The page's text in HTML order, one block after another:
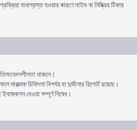
বাধাগ্রস্ত হওয়ার কারণে লাইভ বা নিষ্ক্রিয় টিকার
থাকলে।
চিকিৎসা বিপর্যয় বা দুর্ঘটনার রিপোর্ট রয়েছে।
দেওয়া সম্পূর্ণ নিষেধ।